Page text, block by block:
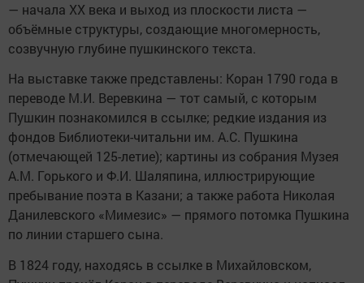
— начала XX века и выход из плоскости листа —
объёмные структуры, создающие многомерность,
созвучную глубине пушкинского текста.
На выставке также представлены: Коран 1790 года в
переводе М.И. Веревкина — тот самый, с которым
Пушкин познакомился в ссылке; редкие издания из
фондов Библиотеки-читальни им. А.С. Пушкина
(отмечающей 125-летие); картины из собрания Музея
А.М. Горького и Ф.И. Шаляпина, иллюстрирующие
пребывание поэта в Казани; а также работа Николая
Данилевского «Мимезис» — прямого потомка Пушкина
по линии старшего сына.
В 1824 году, находясь в ссылке в Михайловском,